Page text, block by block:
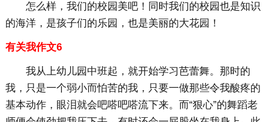
怎么样，我们的校园美吧！同时我们的校园也是知识
的海洋，是孩子们的乐园，也是美丽的大花园！
有关我作文6
我从上幼儿园中班起，就开始学习芭蕾舞。那时的
我，只是一个弱小而怕苦的我，只要一做那些令我酸疼的
基本动作，眼泪就会吧嗒吧嗒流下来。而“狠心”的舞蹈老